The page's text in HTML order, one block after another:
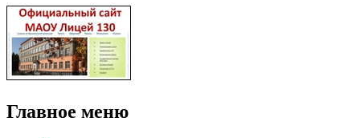
Главное меню